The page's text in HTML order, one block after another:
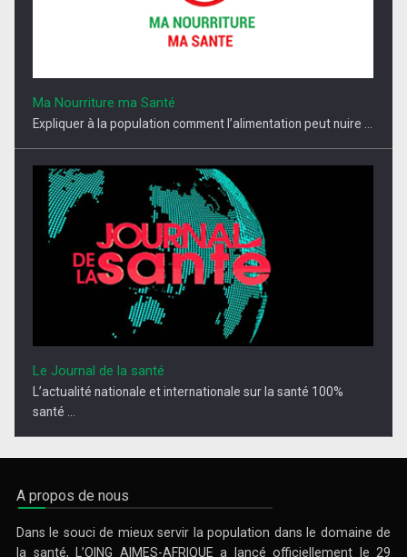
Ma Nourriture ma Santé
Expliquer à la population comment l’alimentation peut nuire ...
Le Journal de la santé
L’actualité nationale et internationale sur la santé 100%
santé ...
A propos de nous
Dans le souci de mieux servir la population dans le domaine de
la santé, L’OING AIMES-AFRIQUE a lancé officiellement le 29